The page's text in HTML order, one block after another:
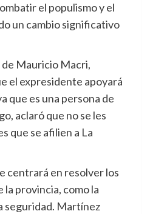
el populismo y el
un cambio significativo
Mauricio Macri,
el expresidente apoyará
que es una persona de
aclaró que no se les
que se afilien a La
centrará en resolver los
la provincia, como la
seguridad. Martínez